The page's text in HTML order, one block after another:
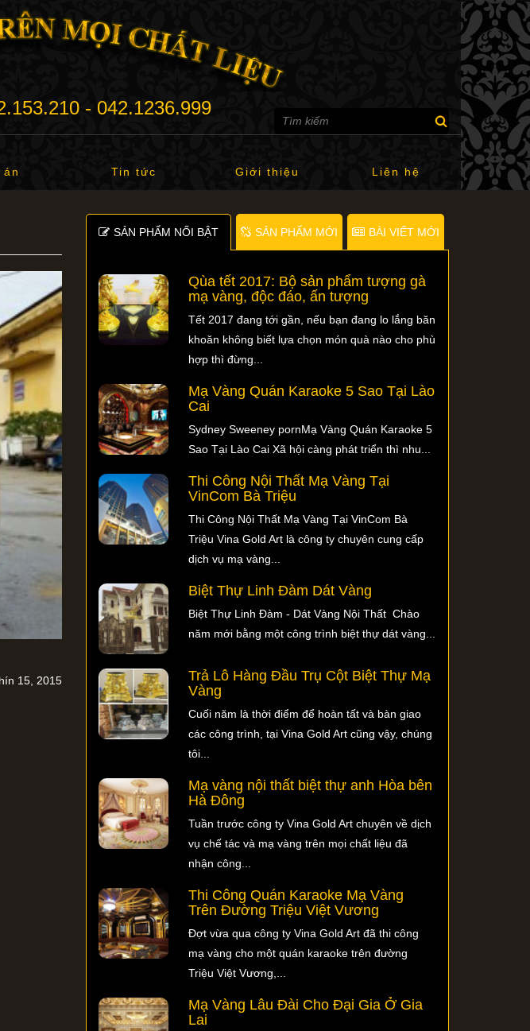
- 042.1236.999
án Tin tức Giới thiệu Liên hệ
15, 2015
SẢN PHẨM NỐI BẬT SẢN PHẨM MỚI BÀI VIẾT MỚI
Qùa tết 2017: Bộ sản phẩm tượng gà
mạ vàng, độc đáo, ấn tượng
Tết 2017 đang tới gần, nếu bạn đang lo lắng băn
khoăn không biết lựa chọn món quà nào cho phù
hợp thì đừng...
Mạ Vàng Quán Karaoke 5 Sao Tại Lào
Cai
Sydney Sweeney pornMạ Vàng Quán Karaoke 5
Sao Tại Lào Cai Xã hội càng phát triển thì nhu...
Thi Công Nội Thất Mạ Vàng Tại
VinCom Bà Triệu
Thi Công Nội Thất Mạ Vàng Tại VinCom Bà
Triệu Vina Gold Art là công ty chuyên cung cấp
dịch vụ mạ vàng...
Biệt Thự Linh Đàm Dát Vàng
Biệt Thự Linh Đàm - Dát Vàng Nội Thất Chào
năm mới bằng một công trình biệt thự dát vàng...
Trả Lô Hàng Đầu Trụ Cột Biệt Thự Mạ
Vàng
Cuối năm là thời điểm để hoàn tất và bàn giao
các công trình, tại Vina Gold Art cũng vậy, chúng
tôi...
Mạ vàng nội thất biệt thự anh Hòa bên
Hà Đông
Tuần trước công ty Vina Gold Art chuyên về dịch
vụ chế tác và mạ vàng trên mọi chất liệu đã
nhận công...
Thi Công Quán Karaoke Mạ Vàng
Trên Đường Triệu Việt Vương
Đợt vừa qua công ty Vina Gold Art đã thi công
mạ vàng cho một quán karaoke trên đường
Triệu Việt Vương,...
Mạ Vàng Lâu Đài Cho Đại Gia Ở Gia
Lai